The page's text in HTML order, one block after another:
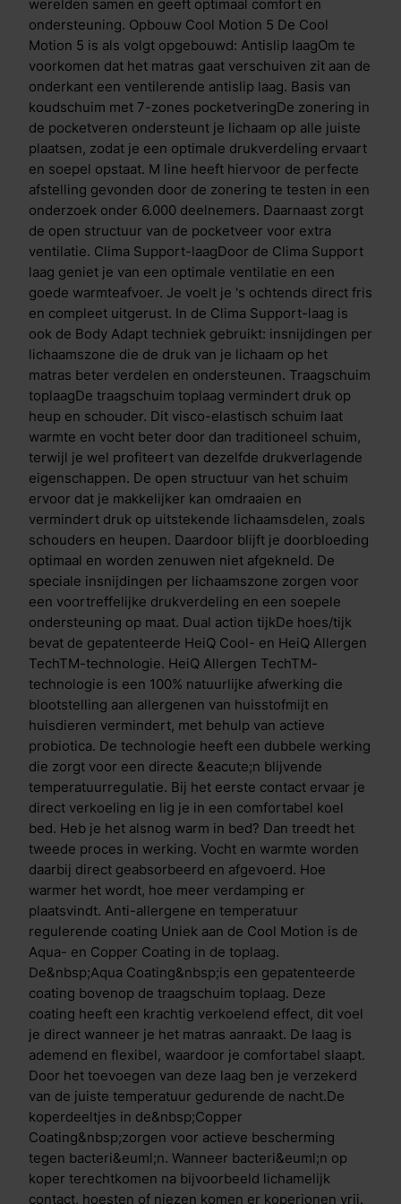
warmte en vocht beter door dan traditioneel schuim,
terwijl je wel profiteert van dezelfde drukverlagende
eigenschappen. De open structuur van het schuim
ervoor dat je makkelijker kan omdraaien en
vermindert druk op uitstekende lichaamsdelen, zoals
schouders en heupen. Daardoor blijft je doorbloeding
optimaal en worden zenuwen niet afgekneld. De
speciale insnijdingen per lichaamszone zorgen voor
een voortreffelijke drukverdeling en een soepele
ondersteuning op maat. Dual action tijkDe hoes/tijk
bevat de gepatenteerde HeiQ Cool- en HeiQ Allergen
TechTM-technologie. HeiQ Allergen TechTM-
technologie is een 100% natuurlijke afwerking die
blootstelling aan allergenen van huisstofmijt en
huisdieren vermindert, met behulp van actieve
probiotica. De technologie heeft een dubbele werking
die zorgt voor een directe &eacute;n blijvende
temperatuurregulatie. Bij het eerste contact ervaar je
direct verkoeling en lig je in een comfortabel koel
bed. Heb je het alsnog warm in bed? Dan treedt het
tweede proces in werking. Vocht en warmte worden
daarbij direct geabsorbeerd en afgevoerd. Hoe
warmer het wordt, hoe meer verdamping er
plaatsvindt. Anti-allergene en temperatuur
regulerende coating Uniek aan de Cool Motion is de
Aqua- en Copper Coating in de toplaag.
De&nbsp;Aqua Coating&nbsp;is een gepatenteerde
coating bovenop de traagschuim toplaag. Deze
coating heeft een krachtig verkoelend effect, dit voel
je direct wanneer je het matras aanraakt. De laag is
ademend en flexibel, waardoor je comfortabel slaapt.
Door het toevoegen van deze laag ben je verzekerd
van de juiste temperatuur gedurende de nacht.De
koperdeeltjes in de&nbsp;Copper
Coating&nbsp;zorgen voor actieve bescherming
tegen bacteri&euml;n. Wanneer bacteri&euml;n op
koper terechtkomen na bijvoorbeeld lichamelijk
contact, hoesten of niezen komen er koperionen vrij.
Deze ionen worden opgenomen in de bacteri&euml;n
waardoor ze worden vernietigd. Zo blijft het matras
dankzij deze gepatenteerde technologie altijd fris.
Verschil Cool Motion 5 & Cool Motion 6 De Cool
Motion 5 en Cool Motion 6 matrassen hebben
dezelfde opbouw, de matrassen verschillen enkel in
de stevigheid van de pocketveer, Clima Support laag
en traagschuim toplaag. De Cool Motion 5 heeft een
zachte pocketveer, tussen- en toplaag, terwijl de Cool
Motion 6 een stevige pocketveer, tussen- en toplaag
heeft.
werelden samen en geeft optimaal comfort en
ondersteuning. Opbouw Cool Motion 5 De Cool
Motion 5 is als volgt opgebouwd: Antislip laagOm te
voorkomen dat het matras gaat verschuiven zit aan de
onderkant een ventilerende antislip laag. Basis van
koudschuim met 7-zones pocketveringDe zonering in
de pocketveren ondersteunt je lichaam op alle juiste
plaatsen, zodat je een optimale drukverdeling ervaart
en soepel opstaat. M line heeft hiervoor de perfecte
afstelling gevonden door de zonering te testen in een
onderzoek onder 6.000 deelnemers. Daarnaast zorgt
de open structuur van de pocketveer voor extra
ventilatie. Clima Support-laagDoor de Clima Support
laag geniet je van een optimale ventilatie en een
goede warmteafvoer. Je voelt je 's ochtends direct fris
en compleet uitgerust. In de Clima Support-laag is
ook de Body Adapt techniek gebruikt: insnijdingen per
lichaamszone die de druk van je lichaam op het
matras beter verdelen en ondersteunen. Traagschuim
toplaagDe traagschuim toplaag vermindert druk op
heup en schouder. Dit visco-elastisch schuim laat
warmte en vocht beter door dan traditioneel schuim,
terwijl je wel profiteert van dezelfde drukverlagende
eigenschappen. De open structuur van het schuim
ervoor dat je makkelijker kan omdraaien en
vermindert druk op uitstekende lichaamsdelen, zoals
schouders en heupen. Daardoor blijft je doorbloeding
optimaal en worden zenuwen niet afgekneld. De
speciale insnijdingen per lichaamszone zorgen voor
een voortreffelijke drukverdeling en een soepele
ondersteuning op maat. Dual action tijkDe hoes/tijk
bevat de gepatenteerde HeiQ Cool- en HeiQ Allergen
TechTM-technologie. HeiQ Allergen TechTM-
technologie is een 100% natuurlijke afwerking die
blootstelling aan allergenen van huisstofmijt en
huisdieren vermindert, met behulp van actieve
probiotica. De technologie heeft een dubbele werking
die zorgt voor een directe &eacute;n blijvende
temperatuurregulatie. Bij het eerste contact ervaar je
direct verkoeling en lig je in een comfortabel koel
bed. Heb je het alsnog warm in bed? Dan treedt het
tweede proces in werking. Vocht en warmte worden
daarbij direct geabsorbeerd en afgevoerd. Hoe
warmer het wordt, hoe meer verdamping er
plaatsvindt. Anti-allergene en temperatuur
regulerende coating Uniek aan de Cool Motion is de
Aqua- en Copper Coating in de toplaag.
De&nbsp;Aqua Coating&nbsp;is een gepatenteerde
coating bovenop de traagschuim toplaag. Deze
coating heeft een krachtig verkoelend effect, dit voel
je direct wanneer je het matras aanraakt. De laag is
ademend en flexibel, waardoor je comfortabel slaapt.
Door het toevoegen van deze laag ben je verzekerd
van de juiste temperatuur gedurende de nacht.De
koperdeeltjes in de&nbsp;Copper
Coating&nbsp;zorgen voor actieve bescherming
tegen bacteri&euml;n. Wanneer bacteri&euml;n op
koper terechtkomen na bijvoorbeeld lichamelijk
contact, hoesten of niezen komen er koperionen vrij.